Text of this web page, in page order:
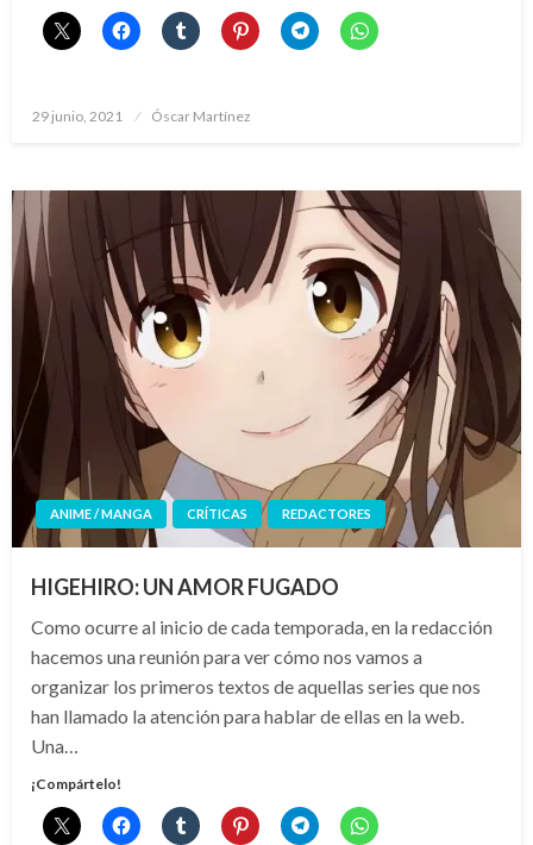
Publicado
29 junio, 2021 Óscar Martínez
ANIME / MANGA CRÍTICAS REDACTORES
HIGEHIRO: UN AMOR FUGADO
Como ocurre al inicio de cada temporada, en la redacción
hacemos una reunión para ver cómo nos vamos a
organizar los primeros textos de aquellas series que nos
han llamado la atención para hablar de ellas en la web.
Una…
¡Compártelo!